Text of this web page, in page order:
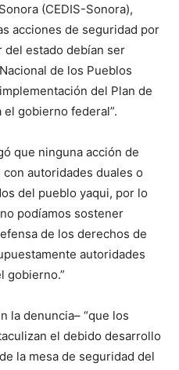
(CEDIS-Sonora),
acciones de seguridad por
del estado debían ser
de los Pueblos
del Plan de
gobierno federal”.
que ninguna acción de
autoridades duales o
del pueblo yaqui, por lo
podíamos sostener
de los derechos de
autoridades
gobierno.”
la denuncia– “que los
el debido desarrollo
la mesa de seguridad del